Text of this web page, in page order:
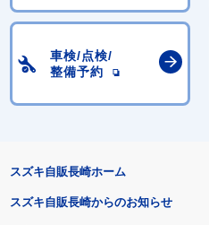
車検/点検/
整備予約
スズキ自販長崎ホーム
スズキ自販長崎からのお知らせ